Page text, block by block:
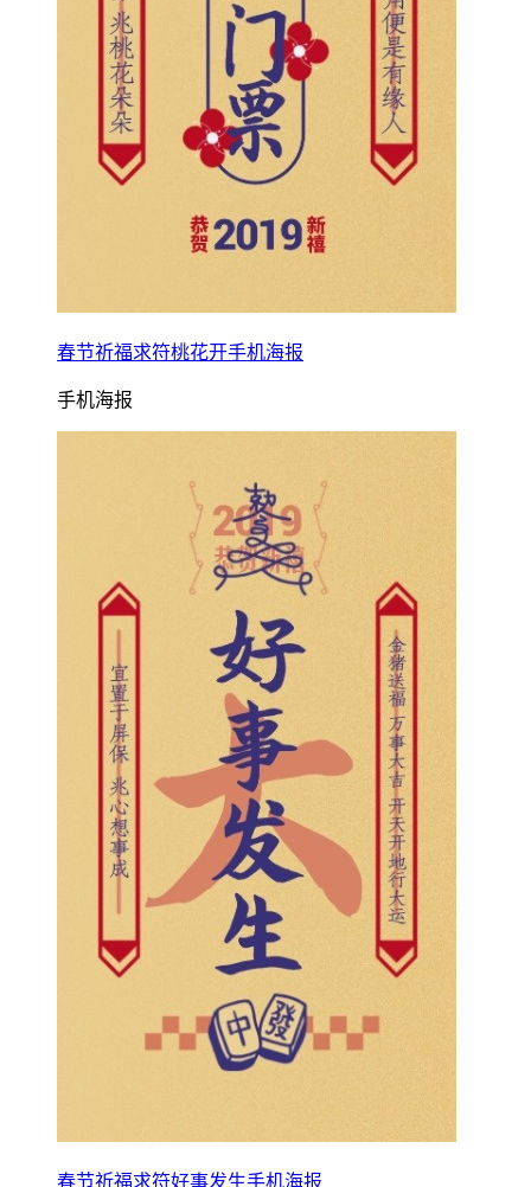
春节祈福求符桃花开手机海报
手机海报
春节祈福求符好事发生手机海报